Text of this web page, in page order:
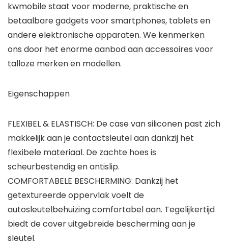
kwmobile staat voor moderne, praktische en
betaalbare gadgets voor smartphones, tablets en
andere elektronische apparaten. We kenmerken
ons door het enorme aanbod aan accessoires voor
talloze merken en modellen.
Eigenschappen
FLEXIBEL & ELASTISCH: De case van siliconen past zich
makkelijk aan je contactsleutel aan dankzij het
flexibele materiaal. De zachte hoes is
scheurbestendig en antislip.
COMFORTABELE BESCHERMING: Dankzij het
getextureerde oppervlak voelt de
autosleutelbehuizing comfortabel aan. Tegelijkertijd
biedt de cover uitgebreide bescherming aan je
sleutel.